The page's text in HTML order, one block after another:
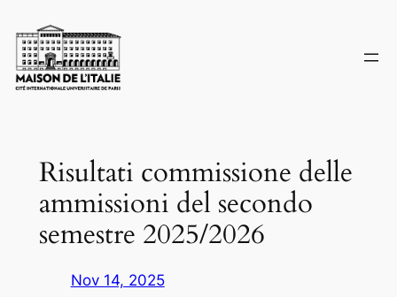
to
content
Risultati commissione delle
ammissioni del secondo
semestre 2025/2026
Nov 14, 2025